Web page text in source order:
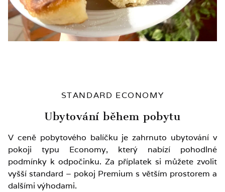
STANDARD ECONOMY
Ubytování během pobytu
V ceně pobytového balíčku je zahrnuto ubytování v
pokoji typu Economy, který nabízí pohodlné
podmínky k odpočinku. Za příplatek si můžete zvolit
vyšší standard – pokoj Premium s větším prostorem a
dalšími výhodami.